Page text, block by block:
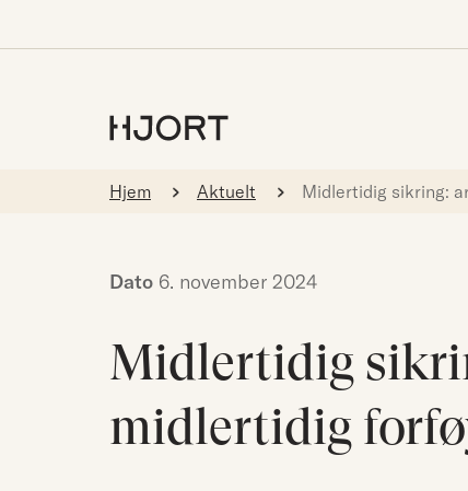
Hjem Aktuelt Midlertidig sikring:
Dato 6. november 2024
Midlertidig
midlertidig